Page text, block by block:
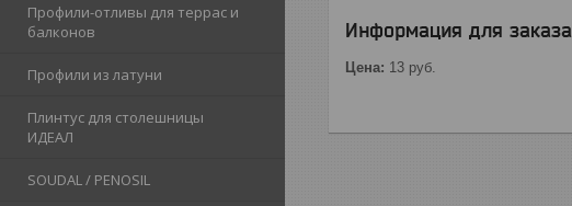
Профили-отливы для террас и
балконов
Профили из латуни
Плинтус для столешницы
ИДЕАЛ
SOUDAL / PENOSIL
Информация для заказа
Цена: 13 руб.